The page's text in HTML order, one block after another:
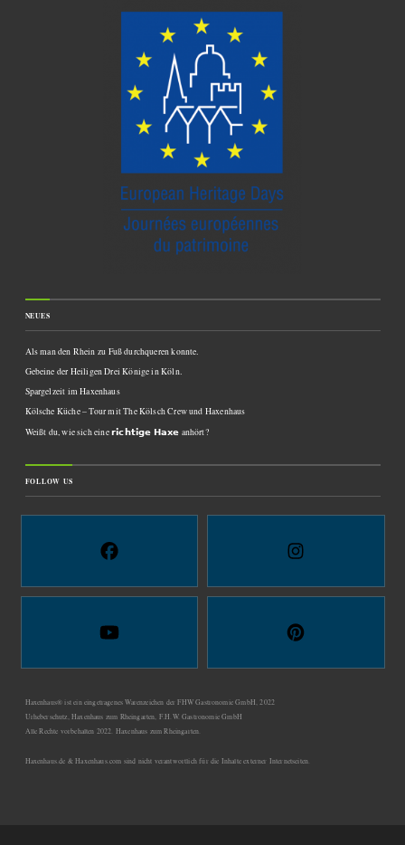
NEUES
Als man den Rhein zu Fuß durchqueren konnte.
Gebeine der Heiligen Drei Könige in Köln.
Spargelzeit im Haxenhaus
Kölsche Küche – Tour mit The Kölsch Crew und Haxenhaus
Weißt du, wie sich eine 𝗿𝗶𝗰𝗵𝘁𝗶𝗴𝗲 𝗛𝗮𝘅𝗲 anhört?
FOLLOW US
Haxenhaus® ist ein eingetragenes Warenzeichen der FHW Gastronomie GmbH, 2022
Urheberschutz, Haxenhaus zum Rheingarten, F.H.W. Gastronomie GmbH
Alle Rechte vorbehalten 2022. Haxenhaus zum Rheingarten.
Haxenhaus.de & Haxenhaus.com sind nicht verantwortlich für die Inhalte externer Internetseiten.